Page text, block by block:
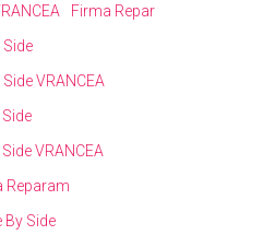
Firma Repar
VRANCEA
VRANCEA
Reparam
By Side